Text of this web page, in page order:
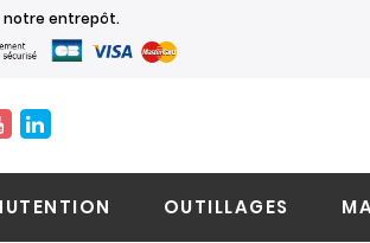
entrepôt.
OUTILLAGES